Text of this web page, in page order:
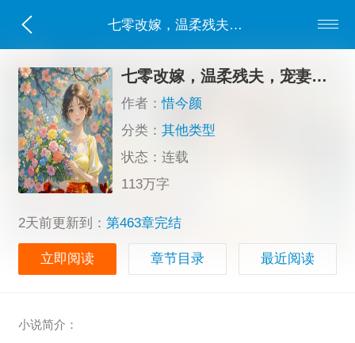
七零改嫁，温柔残夫，宠妻无度
七零改嫁，温柔残夫，宠妻无度
作者：惜今颜
分类：其他类型
状态：连载
113万字
2天前更新到： 第463章完结
立即阅读 章节目录 最近阅读
小说简介：